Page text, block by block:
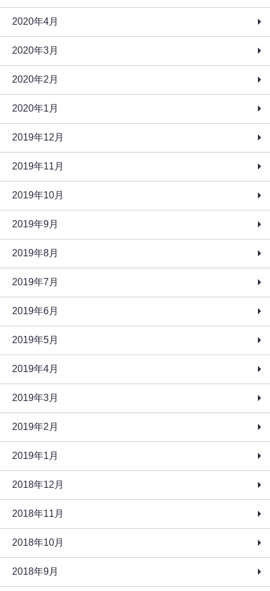
2020年4月
2020年3月
2020年2月
2020年1月
2019年12月
2019年11月
2019年10月
2019年9月
2019年8月
2019年7月
2019年6月
2019年5月
2019年4月
2019年3月
2019年2月
2019年1月
2018年12月
2018年11月
2018年10月
2018年9月